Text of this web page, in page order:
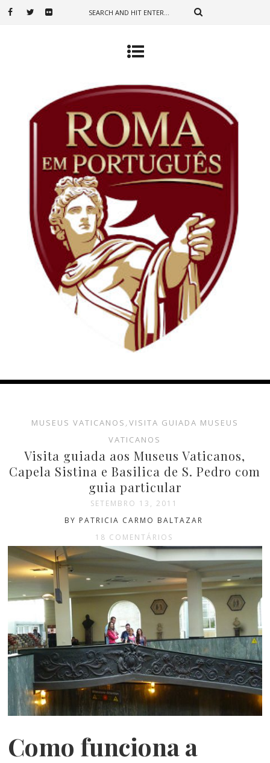
MUSEUS VATICANOS , VISITA GUIADA MUSEUS
VATICANOS
Visita guiada aos Museus Vaticanos,
Capela Sistina e Basilica de S. Pedro com
guia particular
SETEMBRO 13, 2011
BY PATRICIA CARMO BALTAZAR
18 COMENTÁRIOS
Como funciona a